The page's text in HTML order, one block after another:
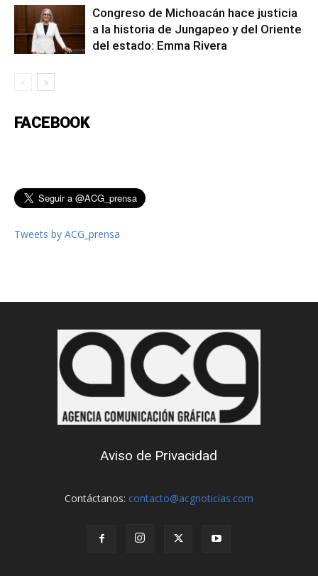
Congreso de Michoacán hace justicia
a la historia de Jungapeo y del Oriente
del estado: Emma Rivera
FACEBOOK
Tweets by ACG_prensa
Aviso de Privacidad
Contáctanos: contacto@acgnoticias.com